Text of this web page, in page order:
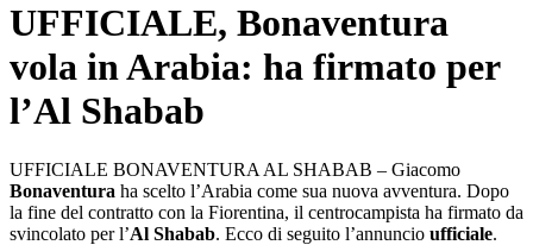
UFFICIALE, Bonaventura
vola in Arabia: ha firmato per
l’Al Shabab
UFFICIALE BONAVENTURA AL SHABAB – Giacomo
Bonaventura ha scelto l’Arabia come sua nuova avventura. Dopo
la fine del contratto con la Fiorentina, il centrocampista ha firmato da
svincolato per l’Al Shabab. Ecco di seguito l’annuncio ufficiale.